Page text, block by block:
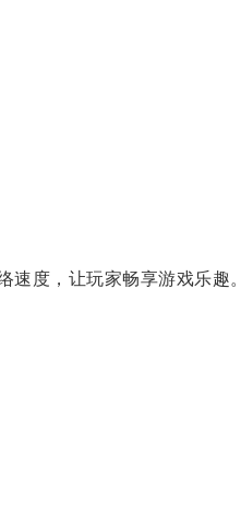
度，让玩家畅享游戏乐趣。